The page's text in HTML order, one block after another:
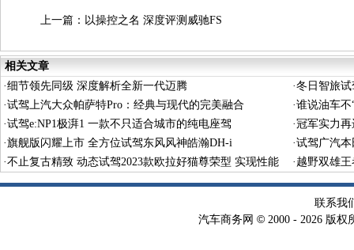
上一篇： 以操控之名 深度评测威驰FS
相关文章
·细节领先同级 深度解析全新一代迈腾 ·冬日智旅
·试驾上汽大众帕萨特Pro：经典与现代的完美融合 ·谁说油车不
·试驾e:NP1极湃1 一款不只适合城市的纯电座驾 ·冠军实力
·旗舰版闪耀上市 全方位试驾东风风神皓瀚DH-i ·试驾广汽本
·不止复古精致 动态试驾2023款欧拉好猫尊荣型 实现性能
自由
· 越野双雄
联系我
汽车商务网 © 2000 - 2026 版权